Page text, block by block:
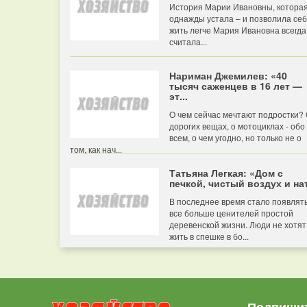
История Марии Ивановны, которая
однажды устала – и позволила
жить легче Мария Ивановна всегда
считала...
Нариман Джемилев: «40
тысяч саженцев в 16 лет —
эт...
О чем сейчас мечтают подростки?
дорогих вещах, о мотоциклах - обо
всем, о чем угодно, но только не о
том, как нач...
Татьяна Легкая: «Дом с
печкой, чистый воздух и
В последнее время стало
все больше ценителей простой
деревенской жизни. Люди не хотят
жить в спешке в бо...